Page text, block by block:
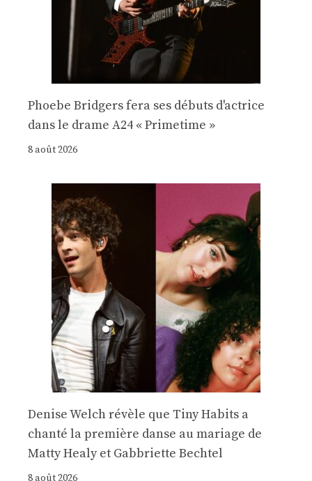
Phoebe Bridgers fera ses débuts d'actrice
dans le drame A24 « Primetime »
8 août 2026
Denise Welch révèle que Tiny Habits a
chanté la première danse au mariage de
Matty Healy et Gabbriette Bechtel
8 août 2026